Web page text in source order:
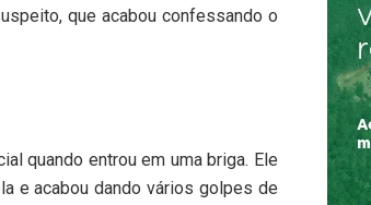
que acabou confessando o
quando entrou em uma briga. Ele
e acabou dando vários golpes de